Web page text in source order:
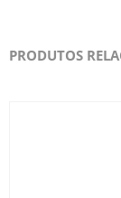
PRODUTOS